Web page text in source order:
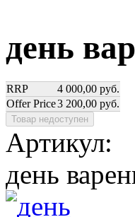
день
RRP
4 000,00 руб.
Offer Price3 200,00 руб.
Артикул:
день